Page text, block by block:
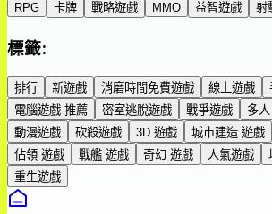
RPG 卡牌 戰略遊戲 MMO 益智遊戲 射
標籤:
排行 新遊戲 消磨時間免費遊戲 線上遊戲
電腦遊戲 推薦
密室逃脫遊戲 戰爭遊戲 多
動漫遊戲
砍殺遊戲 3D 遊戲 城市建造 遊戲
佔領 遊戲
戰艦 遊戲 奇幻 遊戲 人氣遊戲
重生遊戲